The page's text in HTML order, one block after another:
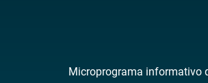
Microprograma informativo